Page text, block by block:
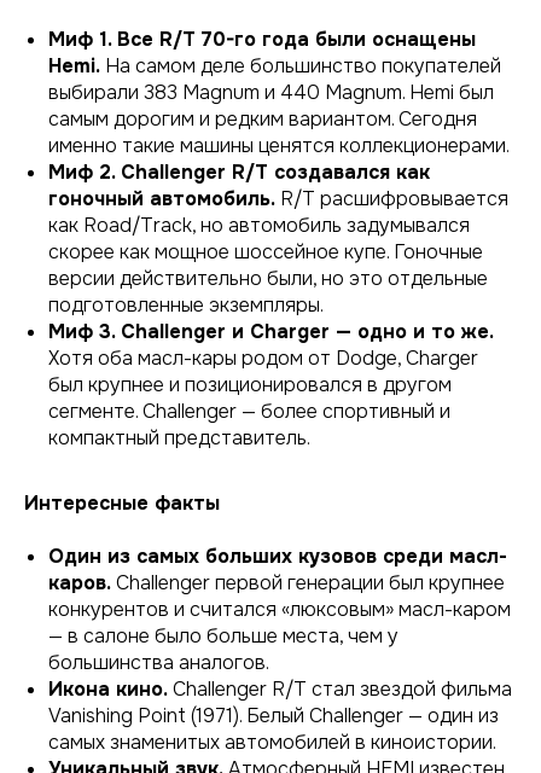
Миф 1. Все R/T 70-го года были оснащены
Hemi. На самом деле большинство покупателей
выбирали 383 Magnum и 440 Magnum. Hemi был
самым дорогим и редким вариантом. Сегодня
именно такие машины ценятся коллекционерами.
Миф 2. Challenger R/T создавался как
гоночный автомобиль. R/T расшифровывается
как Road/Track, но автомобиль задумывался
скорее как мощное шосcейное купе. Гоночные
версии действительно были, но это отдельные
подготовленные экземпляры.
Миф 3. Challenger и Charger — одно и то же.
Хотя оба масл-кары родом от Dodge, Charger
был крупнее и позиционировался в другом
сегменте. Challenger — более спортивный и
компактный представитель.
Интересные факты
Один из самых больших кузовов среди масл-
каров.Challenger первой генерации был крупнее
конкурентов и считался «люксовым» масл-каром
— в салоне было больше места, чем у
большинства аналогов.
Икона кино.Challenger R/T стал звездой фильма
Vanishing Point (1971). Белый Challenger — один из
самых знаменитых автомобилей в киноистории.